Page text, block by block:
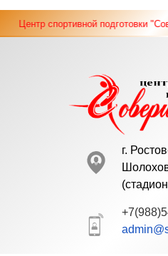
Центр спортивной подготовки
г.